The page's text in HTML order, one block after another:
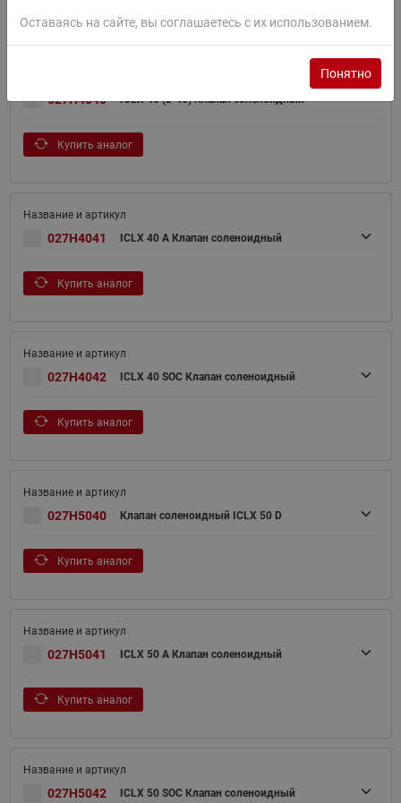
027H4040 ICLX 40 (D 40) Клапан соленоидный
Купить аналог
027H4041 ICLX 40 A Клапан соленоидный
Купить аналог
027H4042 ICLX 40 SOC Клапан соленоидный
Купить аналог
027H5040 Клапан соленоидный ICLX 50 D
Купить аналог
027H5041 ICLX 50 A Клапан соленоидный
Купить аналог
027H5042 ICLX 50 SOC Клапан соленоидный
Оставаясь на сайте, вы соглашаетесь с их использованием.
Понятно